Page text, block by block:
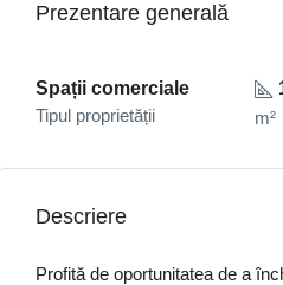
Prezentare generală
Spații comerciale
Tipul proprietății
m²
Descriere
Profită de oportunitatea de a